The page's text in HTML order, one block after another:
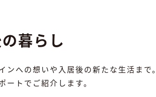
暮らし
への想いや入居後の新たな生活まで。
ートでご紹介します。